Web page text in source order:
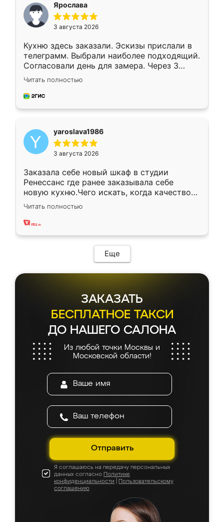
Ярослава
3 августа 2026
Кухню здесь заказали. Эскизы прислали в
телеграмм. Выбрали наиболее подходящий.
Согласовали день для замера. Через 3
недели кухня была уже готова. Остались
довольны работой. Спасибо Ренессанс
мебель за качественную работу!
Читать полностью
yaroslava1986
3 августа 2026
Заказала себе новый шкаф в студии
Ренессанс где ранее заказывала себе
новую кухню.Чего искать, когда качеством
вполне довольна. Служит кухня уже почти
два года, нареканий нет.
Читать полностью
Еще
ЗАКАЗАТЬ
БЕСПЛАТНОЕ ТАКСИ
ДО НАШЕГО САЛОНА
Из любой точки Москвы и
Московской области!
Отправить
Я соглашаюсь на передачу персональных
данных согласно Политике
конфиденциальности
Пользовательскому
соглашению